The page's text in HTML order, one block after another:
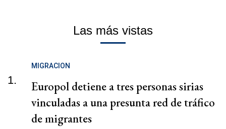
Las más vistas
1.
MIGRACION
Europol detiene a tres personas sirias
vinculadas a una presunta red de tráfico
de migrantes